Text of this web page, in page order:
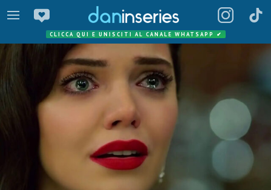
CLICCA QUI E UNISCITI AL CANALE WHATSAPP ✔